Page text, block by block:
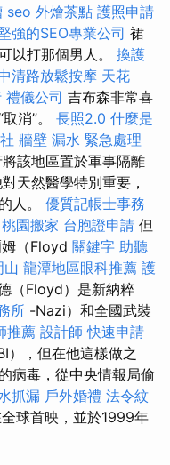
seo 外燴茶點 護照申請
強的SEO專業公司 裙
以打那個男人。 換護
清路放鬆按摩 天花
禮儀公司 吉布森非常喜
消”。 長照2.0 什麼是
牆壁 漏水 緊急處理
該地區置於軍事隔離
天然醫學特別重要，
人。 優質記帳士事務
桃園搬家 台胞證申請 但
姆（Floyd 關鍵字 助聽
山 龍潭地區眼科推薦 護
（Floyd）是新納粹
所 -Nazi）和全國武裝
推薦 設計師 快速申請
），但在他這樣做之
病毒，從中央情報局偷
抓漏 戶外婚禮 法令紋
球首映，並於1999年